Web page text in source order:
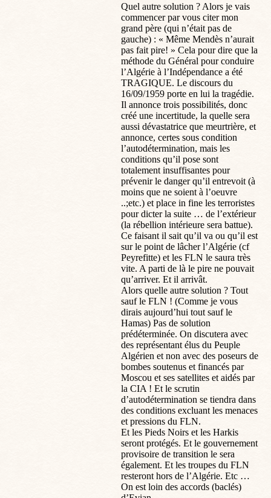
Quel autre solution ? Alors je vais
commencer par vous citer mon
grand père (qui n’était pas de
gauche) : « Même Mendès n’aurait
pas fait pire! » Cela pour dire que la
méthode du Général pour conduire
l’Algérie à l’Indépendance a été
TRAGIQUE. Le discours du
16/09/1959 porte en lui la tragédie.
Il annonce trois possibilités, donc
créé une incertitude, la quelle sera
aussi dévastatrice que meurtrière, et
annonce, certes sous condition
l’autodétermination, mais les
conditions qu’il pose sont
totalement insuffisantes pour
prévenir le danger qu’il entrevoit (à
moins que ne soient à l’oeuvre
..;etc.) et place in fine les terroristes
pour dicter la suite … de l’extérieur
(la rébellion intérieure sera battue).
Ce faisant il sait qu’il va ou qu’il est
sur le point de lâcher l’Algérie (cf
Peyrefitte) et les FLN le saura très
vite. A parti de là le pire ne pouvait
qu’arriver. Et il arrivât.
Alors quelle autre solution ? Tout
sauf le FLN ! (Comme je vous
dirais aujourd’hui tout sauf le
Hamas) Pas de solution
prédéterminée. On discutera avec
des représentant élus du Peuple
Algérien et non avec des poseurs de
bombes soutenus et financés par
Moscou et ses satellites et aidés par
la CIA ! Et le scrutin
d’autodétermination se tiendra dans
des conditions excluant les menaces
et pressions du FLN.
Et les Pieds Noirs et les Harkis
seront protégés. Et le gouvernement
provisoire de transition le sera
également. Et les troupes du FLN
resteront hors de l’Algérie. Etc …
On est loin des accords (baclés)